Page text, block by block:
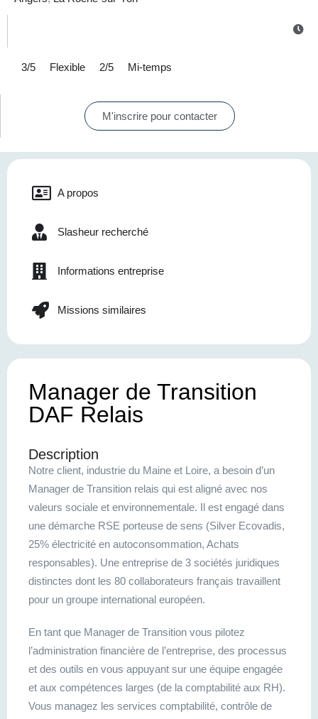
3/5 Flexible 2/5 Mi-temps
M'inscrire pour contacter
A propos
Slasheur recherché
Informations entreprise
Missions similaires
Manager de Transition
DAF Relais
Description
Notre client, industrie du Maine et Loire, a besoin d’un
Manager de Transition relais qui est aligné avec nos
valeurs sociale et environnementale. Il est engagé dans
une démarche RSE porteuse de sens (Silver Ecovadis,
25% électricité en autoconsommation, Achats
responsables). Une entreprise de 3 sociétés juridiques
distinctes dont les 80 collaborateurs français travaillent
pour un groupe international européen.
En tant que Manager de Transition vous pilotez
l’administration financière de l’entreprise, des processus
et des outils en vous appuyant sur une équipe engagée
et aux compétences larges (de la comptabilité aux RH).
Vous managez les services comptabilité, contrôle de